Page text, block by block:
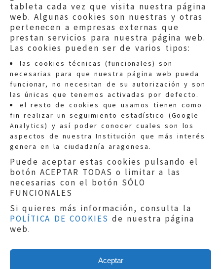
tableta cada vez que visita nuestra página
web. Algunas cookies son nuestras y otras
pertenecen a empresas externas que
prestan servicios para nuestra página web.
Las cookies pueden ser de varios tipos:
las cookies técnicas (funcionales) son
necesarias para que nuestra página web pueda
funcionar, no necesitan de su autorización y son
las únicas que tenemos activadas por defecto.
el resto de cookies que usamos tienen como
fin realizar un seguimiento estadístico (Google
Analytics) y así poder conocer cuales son los
aspectos de nuestra Institución que más interés
genera en la ciudadanía aragonesa.
Puede aceptar estas cookies pulsando el
botón ACEPTAR TODAS o limitar a las
necesarias con el botón SÓLO
FUNCIONALES
Si quieres más información, consulta la
POLÍTICA DE COOKIES de nuestra página
web.
Aceptar
Quejas:quejas@eljusticiadearagon.es
Información general:
informacion@eljusticiadearagon.es
Teléfonos:900 210 210/
Aviso legal|Política de privacidad|
Protección de Datos
Política de cookies